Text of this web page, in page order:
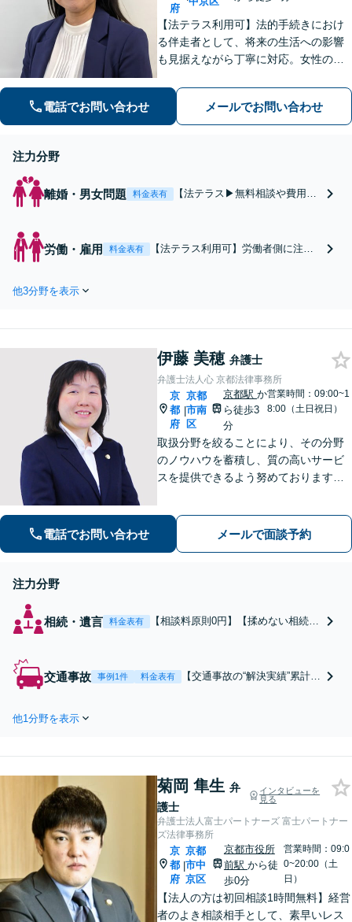
府
【法テラス利用可】法的手続きにおけ
る伴走者として、将来の生活への影響
も見据えながら丁寧に対応。女性の離
力。お気持ちを整理しつつ、手続きの
流れと見通しを分かりやすくお伝えし
ます。
電話でお問い合わせ メールでお問い合わせ
注力分野
離婚・男女問題 料金表有
【法テラス▶︎無料相談や費用の
特化】熟年離婚・DVなど相談し
づらい問題に丁寧に向き合いま
労働・雇用 料金表有
【法テラス利用可】労働者側に注
り組みます。
他3分野を表示
伊藤 美穂 弁護士
弁護士法人心 京都法律事務所
京
都
府
|
京都
市南
区
京都駅か
ら徒歩3
分
営業時間：09:00~1
8:00（土日祝日）
取扱分野を絞ることにより、その分野
のノウハウを蓄積し、質の高いサービ
スを提供できるよう努めております。
電話でお問い合わせ メールで面談予約
注力分野
相続・遺言 料金表有
【相談料原則0円】【揉めない相続】
継ぐことを第一に、相続を集中的に
取り扱う弁護士がサポートいたしま
交通事故 事例1件 料金表有
【交通事故の“解決実績”累計3
に取り扱う弁護士が徹底的に
す！相談のみ大歓迎！まずは
お気軽にご相談ください
他1分野を表示
菊岡 隼生 弁
護士
インタビューを
見る
弁護士法人富士パートナーズ 富士パートナー
ズ法律事務所
京
都
府
|
京都
市中
京区
京都市役所
前駅 から徒
歩0分
営業時間：09:0
0~20:00（土
日）
【法人の方は初回相談1時間無料】経営
者のよき相談相手として、素早いレス